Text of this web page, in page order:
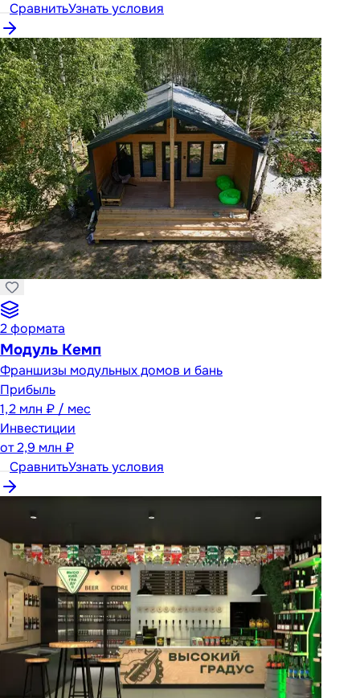
СравнитьУзнать условия
2формата
Модуль Кемп
Франшизы модульных домов и бань
Прибыль
1,2 млн ₽ / мес
Инвестиции
от2,9 млн ₽
СравнитьУзнать условия